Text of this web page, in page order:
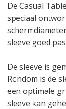
De Casual
speciaal
sleeve goed
De sleeve is
Rondom is de
een optimale
sleeve kan